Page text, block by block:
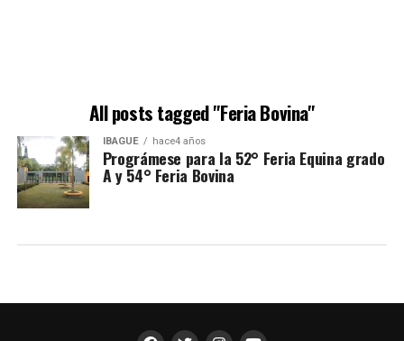
All posts tagged "Feria Bovina"
IBAGUÉ hace4 años
Prográmese para la 52° Feria Equina grado
A y 54° Feria Bovina